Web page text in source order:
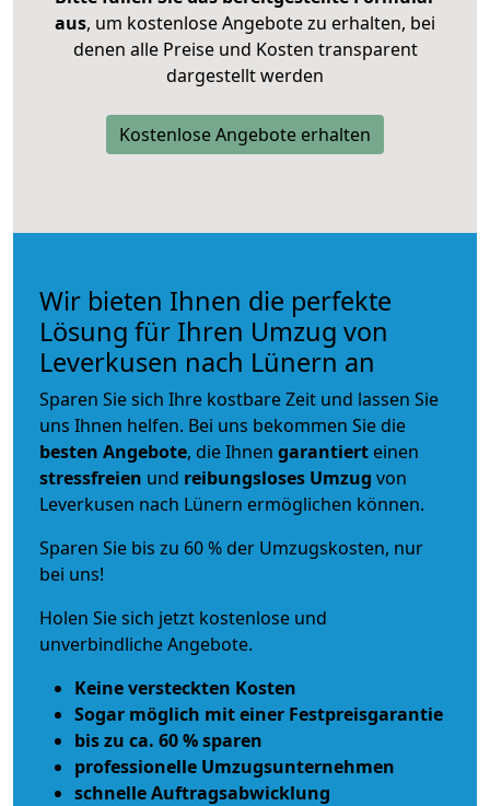
aus, um kostenlose Angebote zu erhalten, bei
denen alle Preise und Kosten transparent
dargestellt werden
Kostenlose Angebote erhalten
Wir bieten Ihnen die perfekte
Lösung für Ihren Umzug von
Leverkusen nach Lünern an
Sparen Sie sich Ihre kostbare Zeit und lassen Sie
uns Ihnen helfen. Bei uns bekommen Sie die
besten Angebote, die Ihnen garantiert einen
stressfreien und reibungsloses Umzug von
Leverkusen nach Lünern ermöglichen können.
Sparen Sie bis zu 60 % der Umzugskosten, nur
bei uns!
Holen Sie sich jetzt kostenlose und
unverbindliche Angebote.
Keine versteckten Kosten
Sogar möglich mit einer Festpreisgarantie
bis zu ca. 60 % sparen
professionelle Umzugsunternehmen
schnelle Auftragsabwicklung